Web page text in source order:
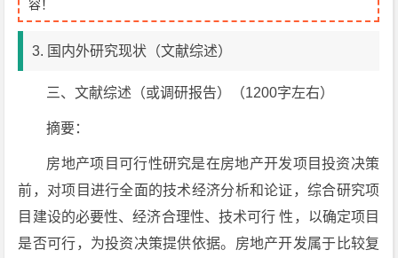
容！
3. 国内外研究现状（文献综述）
三、文献综述（或调研报告）（1200字左右）
摘要：
房地产项目可行性研究是在房地产开发项目投资决策
前，对项目进行全面的技术经济分析和论证，综合研究项
目建设的必要性、经济合理性、技术可行 性，以确定项目
是否可行，为投资决策提供依据。房地产开发属于比较复